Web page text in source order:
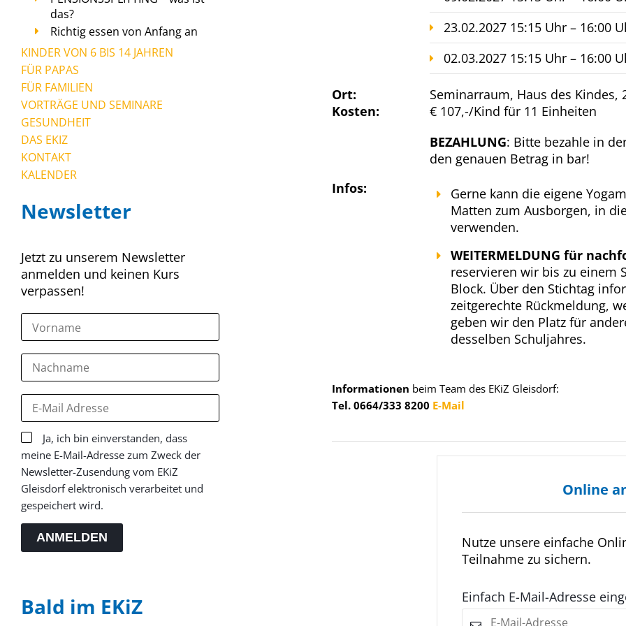
das?
Richtig essen von Anfang an
KINDER VON 6 BIS 14 JAHREN
FÜR PAPAS
FÜR FAMILIEN
VORTRÄGE UND SEMINARE
GESUNDHEIT
DAS EKIZ
KONTAKT
KALENDER
Newsletter
Jetzt zu unserem Newsletter
anmelden und keinen Kurs
verpassen!
Ja, ich bin einverstanden, dass
meine E-Mail-Adresse zum Zweck der
Newsletter-Zusendung vom EKiZ
Gleisdorf elektronisch verarbeitet und
gespeichert wird.
ANMELDEN
Bald im EKiZ
23.02.2027 15:15 Uhr – 16:00
02.03.2027 15:15 Uhr – 16:00
Ort:
Seminarraum, Haus des Kindes,
Kosten:
€ 107,-/Kind für 11 Einheiten
BEZAHLUNG: Bitte bezahle in
den genauen Betrag in bar!
Infos:
Gerne kann die eigene
Matten zum Ausborgen, in
verwenden.
WEITERMELDUNG für
reservieren wir bis zu einem
Block. Über den Stichtag
zeitgerechte Rückmeldung,
geben wir den Platz für
desselben Schuljahres.
Informationen beim Team des EKiZ Gleisdorf:
Tel. 0664/333 8200 E-Mail
Online
Nutze unsere einfache
Teilnahme zu sichern.
Einfach E-Mail-Adresse